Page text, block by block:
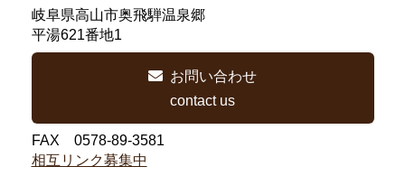
岐阜県高山市奥飛騨温泉郷
平湯621番地1
お問い合わせ
contact us
FAX 0578-89-3581
相互リンク募集中